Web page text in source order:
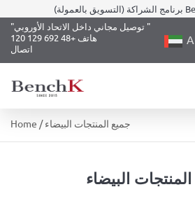
content
"توصيل مجاني داخل الاتحاد الأوروبي "
هاتف +48 692 129 120
اتصال
Home / جميع المنتجات البيضاء
البيضاء